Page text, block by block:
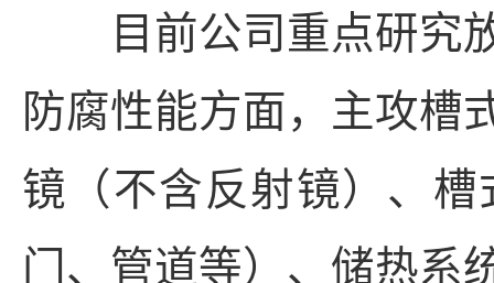
目前公司重点研究放
防腐性能方面，主攻槽
镜（不含反射镜）、
门、管道等）、储热系